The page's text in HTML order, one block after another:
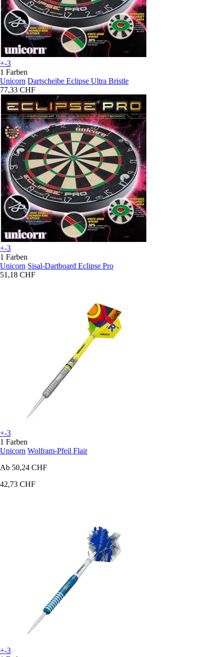
+-3
1 Farben
Unicorn Dartscheibe Eclipse Ultra Bristle
77,33 CHF
+-3
1 Farben
Unicorn Sisal-Dartboard Eclipse Pro
51,18 CHF
+-3
1 Farben
Unicorn Wolfram-Pfeil Flair
Ab 50,24 CHF
42,73 CHF
+-3